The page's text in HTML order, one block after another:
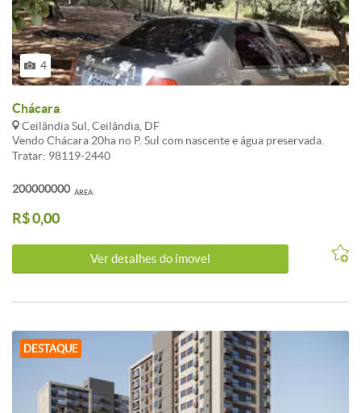
4
Chácara
Ceilândia Sul, Ceilândia, DF
Vendo Chácara 20ha no P. Sul com nascente e água preservada.
Tratar: 98119-2440
ÁREA
200000000
R$ 0,00
Ver detalhes do ímovel
DESTAQUE